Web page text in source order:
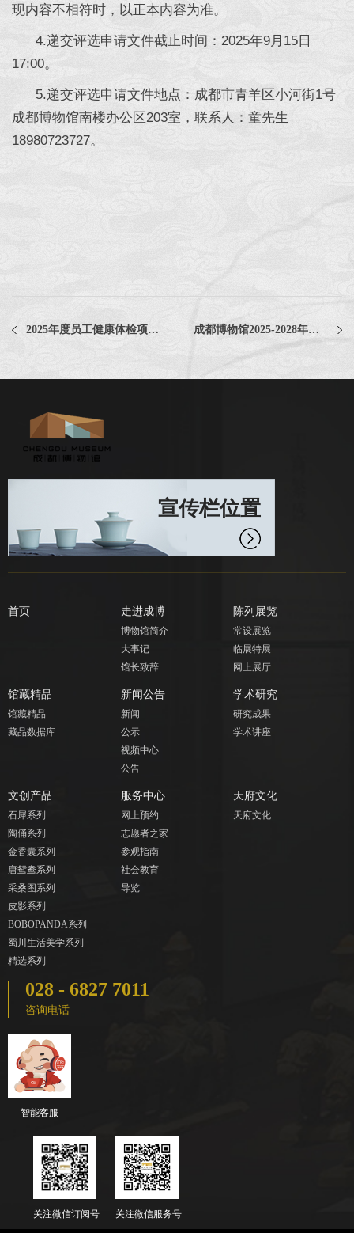
现内容不相符时，以正本内容为准。
4.递交评选申请文件截止时间：2025年9月15日
17:00。
5.递交评选申请文件地点：成都市青羊区小河街1号
成都博物馆南楼办公区203室，联系人：童先生
18980723727。
2025年度员工健康体检项目中选公告 成都博物馆2025-2028年度劳务派遣管理服务采购项目中选公告
宣传栏位置
首页 走进成博
博物馆简介
大事记
馆长致辞
陈列展览
常设展览
临展特展
网上展厅
馆藏精品
馆藏精品
藏品数据库
新闻公告
新闻
公示
视频中心
公告
学术研究
研究成果
学术讲座
文创产品
石犀系列
陶俑系列
金香囊系列
唐鸳鸯系列
采桑图系列
皮影系列
BOBOPANDA系列
蜀川生活美学系列
精选系列
服务中心
网上预约
志愿者之家
参观指南
社会教育
导览
天府文化
天府文化
028 - 6827 7011
咨询电话
智能客服
关注微信服务号
关注微信订阅号